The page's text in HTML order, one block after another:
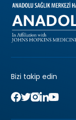
Bizi takip edin